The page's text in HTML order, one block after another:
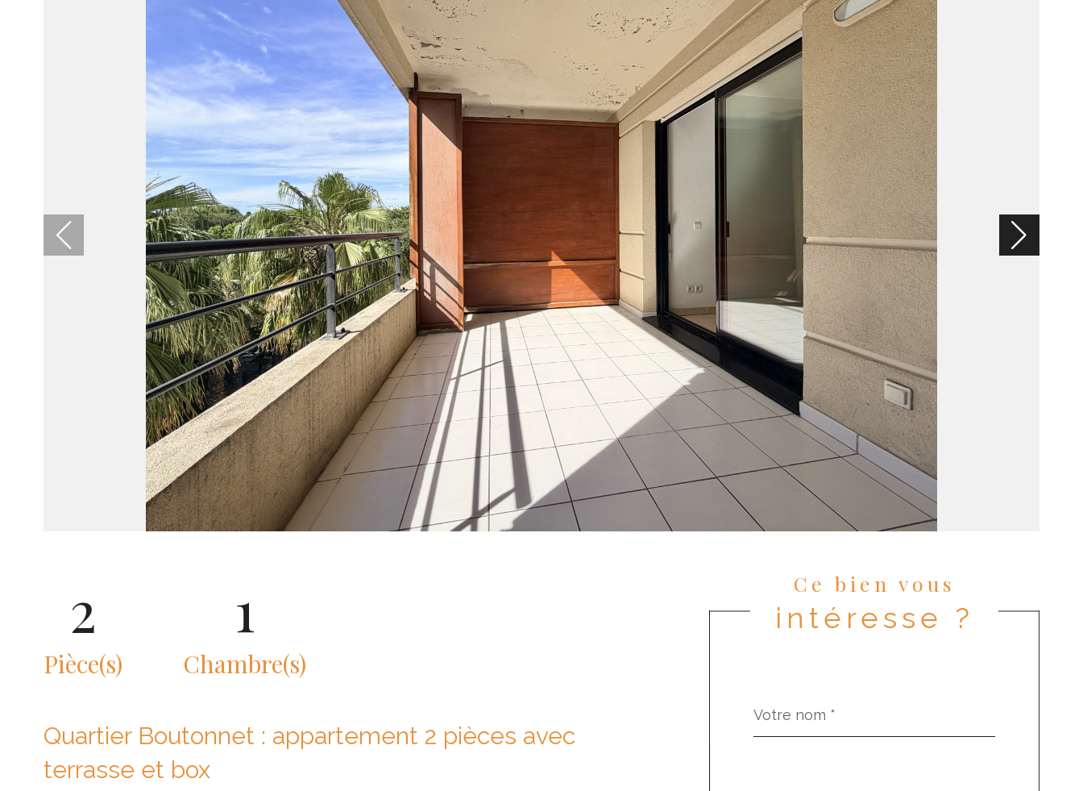
2
Pièce(s)
1
Chambre(s)
Quartier Boutonnet : appartement 2 pièces avec
terrasse et box
Ce bien vous
intéresse ?
par
*